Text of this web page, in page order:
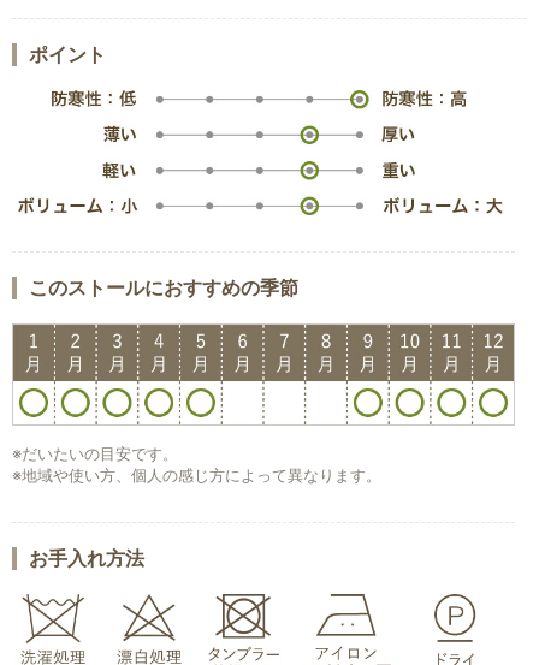
ポイント
このストールにおすすめの季節
※だいたいの目安です。
※地域や使い方、個人の感じ方によって異なります。
お手入れ方法